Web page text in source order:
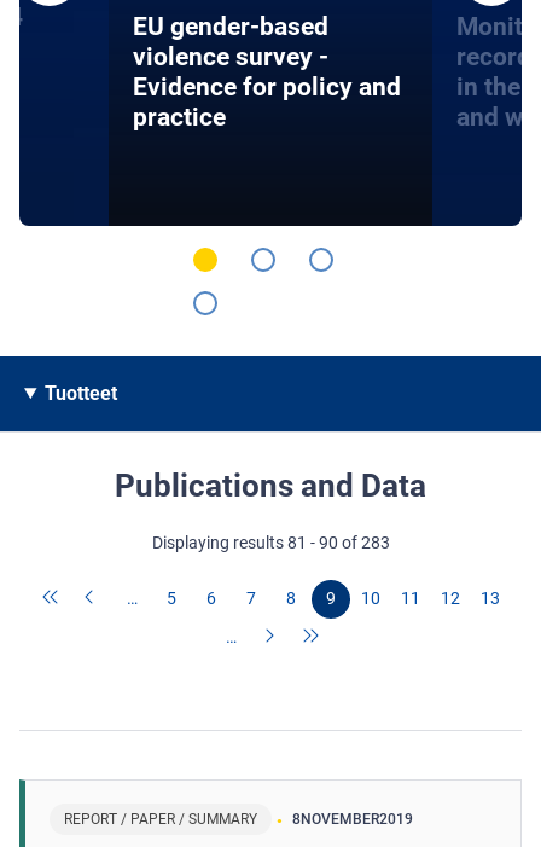
EU gender-based
violence survey -
Evidence for policy and
practice
in the
and
Tuotteet
Publications and Data
Displaying results 81 - 90 of 283
… 5 6 7 8 9 10 11 12
13
…
REPORT / PAPER / SUMMARY 8NOVEMBER2019